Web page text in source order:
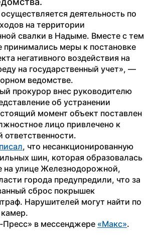
деятельность по
на территории
свалки в Надыме. Вместе с тем
принимались меры к постановке
негативного воздействия на
на государственный учет», —
ведомстве.
прокурор внес руководителю
об устранении
момент объект поставлен
лицо привлечено к
писал, что несанкционированную
шин, которая образовалась
на улице Железнодорожной,
города предупредили, что за
сброс покрышек
Нарушителей могут найти по
Пресс» в мессенджере «Макс».